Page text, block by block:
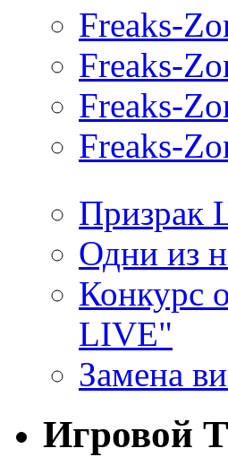
Freaks-
Freaks-
Freaks-
Freaks-
Призрак
Одни из
Конкурс
LIVE"
Замена
Игровой